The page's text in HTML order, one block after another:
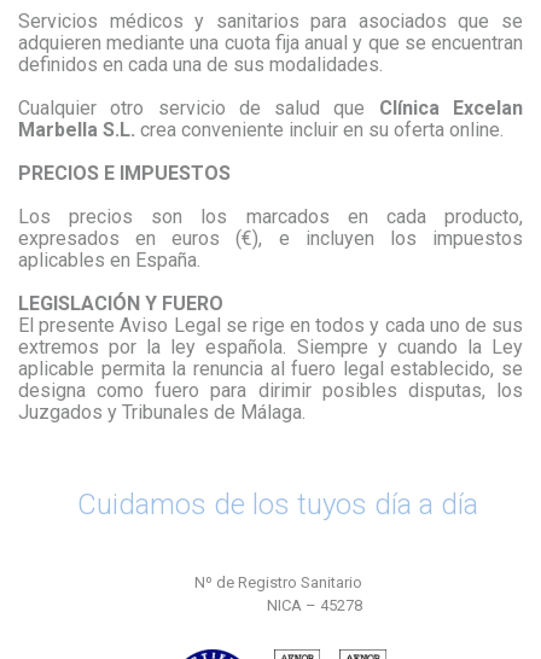
Servicios médicos y sanitarios para asociados que se
adquieren mediante una cuota fija anual y que se encuentran
definidos en cada una de sus modalidades.
Cualquier otro servicio de salud que Clínica Excelan
Marbella S.L. crea conveniente incluir en su oferta online.
PRECIOS E IMPUESTOS
Los precios son los marcados en cada producto,
expresados en euros (€), e incluyen los impuestos
aplicables en España.
LEGISLACIÓN Y FUERO
El presente Aviso Legal se rige en todos y cada uno de sus
extremos por la ley española. Siempre y cuando la Ley
aplicable permita la renuncia al fuero legal establecido, se
designa como fuero para dirimir posibles disputas, los
Juzgados y Tribunales de Málaga.
Cuidamos de los tuyos día a día
Nº de Registro Sanitario
NICA – 45278